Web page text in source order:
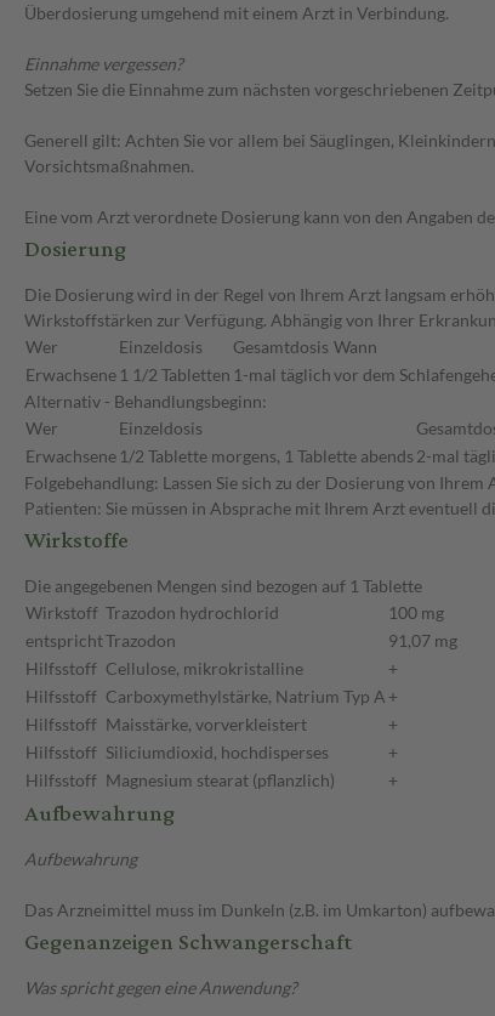
Überdosierung umgehend mit einem Arzt in Verbindung.
Einnahme vergessen?
Setzen Sie die Einnahme zum nächsten vorgeschriebenen
Generell gilt: Achten Sie vor allem bei Säuglingen,
Vorsichtsmaßnahmen.
Eine vom Arzt verordnete Dosierung kann von den Angaben
Dosierung
Die Dosierung wird in der Regel von Ihrem Arzt langsam
Wirkstoffstärken zur Verfügung. Abhängig von Ihrer
Wer
Einzeldosis Gesamtdosis Wann
Erwachsene 1 1/2 Tabletten 1-mal täglichvor dem
Alternativ - Behandlungsbeginn:
Wer
Einzeldosis
Erwachsene 1/2 Tablette morgens, 1 Tablette abends 2-mal
Folgebehandlung: Lassen Sie sich zu der Dosierung von
Patienten: Sie müssen in Absprache mit Ihrem Arzt eventuell
Wirkstoffe
Die angegebenen Mengen sind bezogen auf 1 Tablette
Wirkstoff Trazodon hydrochlorid
100 mg
entsprichtTrazodon
91,07 mg
Hilfsstoff Cellulose, mikrokristalline
+
Hilfsstoff Carboxymethylstärke, Natrium Typ A +
Hilfsstoff Maisstärke, vorverkleistert
+
Hilfsstoff Siliciumdioxid, hochdisperses
+
Hilfsstoff Magnesium stearat (pflanzlich) +
Aufbewahrung
Aufbewahrung
Das Arzneimittel muss im Dunkeln (z.B. im Umkarton)
Gegenanzeigen Schwangerschaft
Was spricht gegen eine Anwendung?